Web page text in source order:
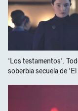
'Los testamentos'.
soberbia secuela de